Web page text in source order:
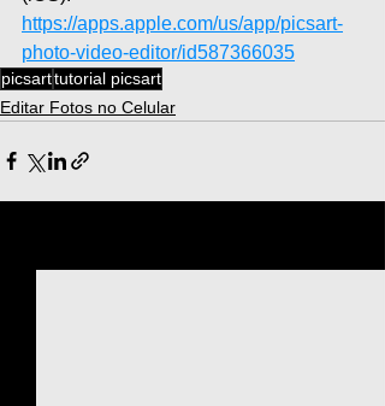
https://apps.apple.com/us/app/picsart-
photo-video-editor/id587366035
picsarttutorial picsart
Editar Fotos no Celular